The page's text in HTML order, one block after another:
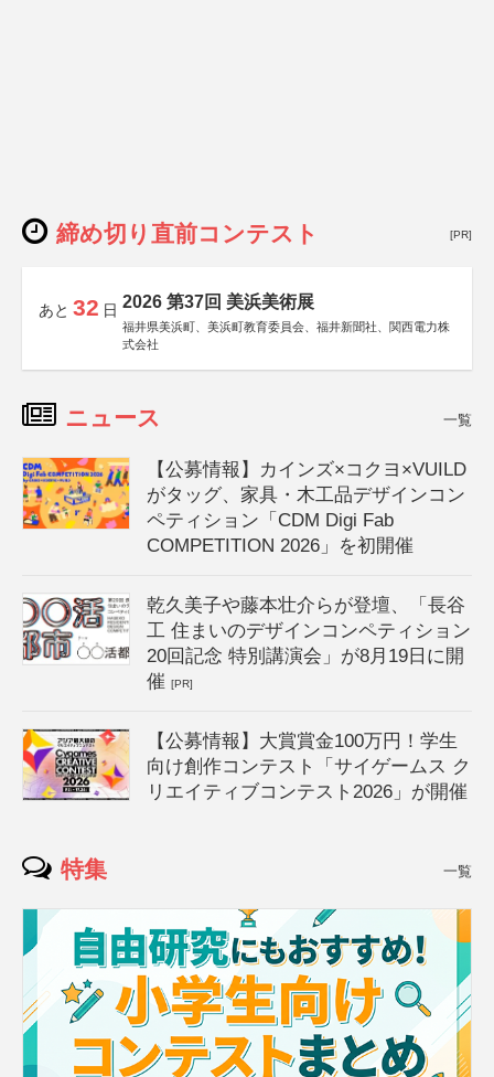
締め切り直前コンテスト [PR]
あと 32 日 2026 第37回 美浜美術展
福井県美浜町、美浜町教育委員会、福井新聞社、関西電力株
式会社
ニュース 一覧
【公募情報】カインズ×コクヨ×VUILD
がタッグ、家具・木工品デザインコン
ペティション「CDM Digi Fab
COMPETITION 2026」を初開催
乾久美子や藤本壮介らが登壇、「長谷
工 住まいのデザインコンペティション
20回記念 特別講演会」が8月19日に開
催[PR]
【公募情報】大賞賞金100万円！学生
向け創作コンテスト「サイゲームス ク
リエイティブコンテスト2026」が開催
特集 一覧